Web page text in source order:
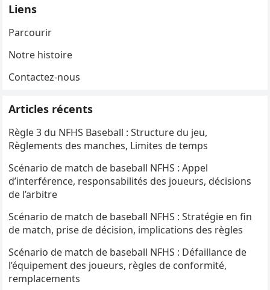
Liens
Parcourir
Notre histoire
Contactez-nous
Articles récents
Règle 3 du NFHS Baseball : Structure du jeu,
Règlements des manches, Limites de temps
Scénario de match de baseball NFHS : Appel
d’interférence, responsabilités des joueurs, décisions
de l’arbitre
Scénario de match de baseball NFHS : Stratégie en fin
de match, prise de décision, implications des règles
Scénario de match de baseball NFHS : Défaillance de
l’équipement des joueurs, règles de conformité,
remplacements